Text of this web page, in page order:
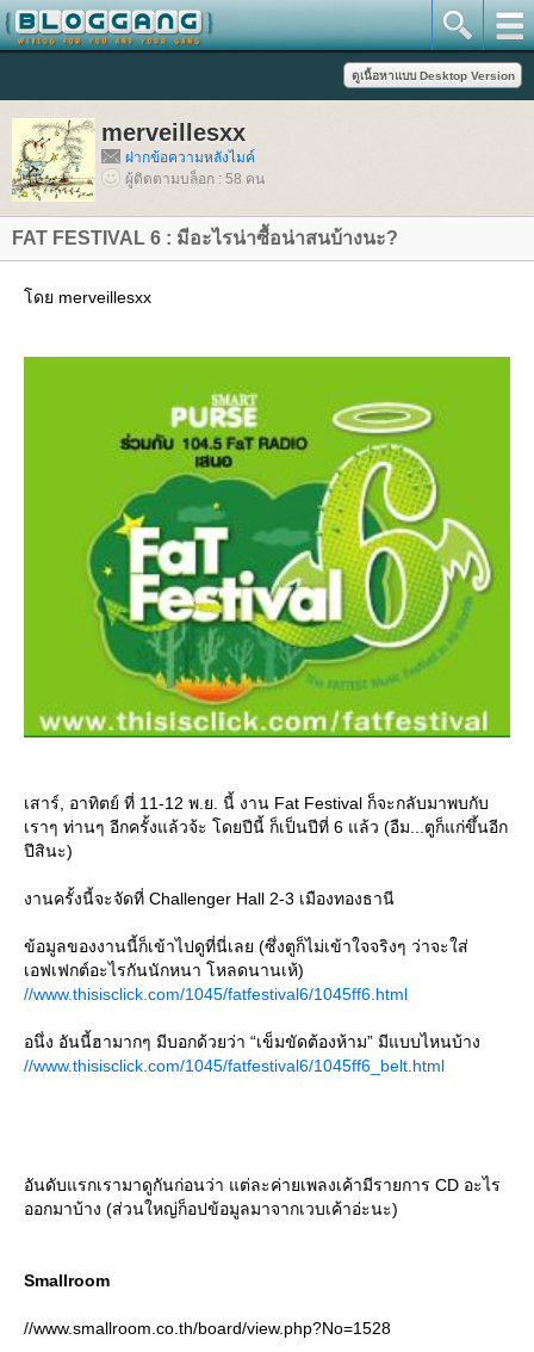
merveillesxx
ฝากข้อความหลังไมค์
ผู้ติดตามบล็อก : 58 คน
FAT FESTIVAL 6 : มีอะไรน่าซื้อน่าสนบ้างนะ?
ดย merveillesxx
เสาร์, อาทิตย์ ที่ 11-12 พ.ย. นี้ งาน Fat Festival ก็จะกลับมาพบกับ
เราๆ ท่านๆ อีกครั้งแล้วจ้ะ โดยปีนี้ ก็เป็นปีที่ 6 แล้ว (อืม...ตูก็แก่ขึ้นอีก
ปีสินะ)
งานครั้งนี้จะจัดที่ Challenger Hall 2-3 เมืองทองธานี
ข้อมูลของงานนี้ก็เข้าไปดูที่นี่เลย (ซึ่งตูก็ไม่เข้าใจจริงๆ ว่าจะใส่
เอฟเฟกต์อะไรกันนักหนา โหลดนานเห้)
//www.thisisclick.com/1045/fatfestival6/1045ff6.html
อนึ่ง อันนี้ฮามากๆ มีบอกด้วยว่า “เข็มขัดต้องห้าม” มีแบบไหนบ้าง
//www.thisisclick.com/1045/fatfestival6/1045ff6_belt.html
อันดับแรกเรามาดูกันก่อนว่า แต่ละค่ายเพลงเค้ามีรายการ CD อะไร
ออกมาบ้าง (ส่วนใหญ่ก็อปข้อมูลมาจากเวบเค้าอ่ะนะ)
Smallroom
//www.smallroom.co.th/board/view.php?No=1528